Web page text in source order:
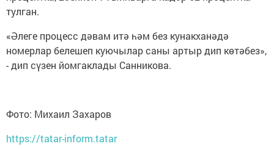
тулган.
«Әлеге процесс дәвам итә һәм без кунакханәдә
номерлар белешеп куючылар саны артыр дип көтәбез»,
- дип сүзен йомгаклады Санникова.
Фото: Михаил Захаров
https://tatar-inform.tatar